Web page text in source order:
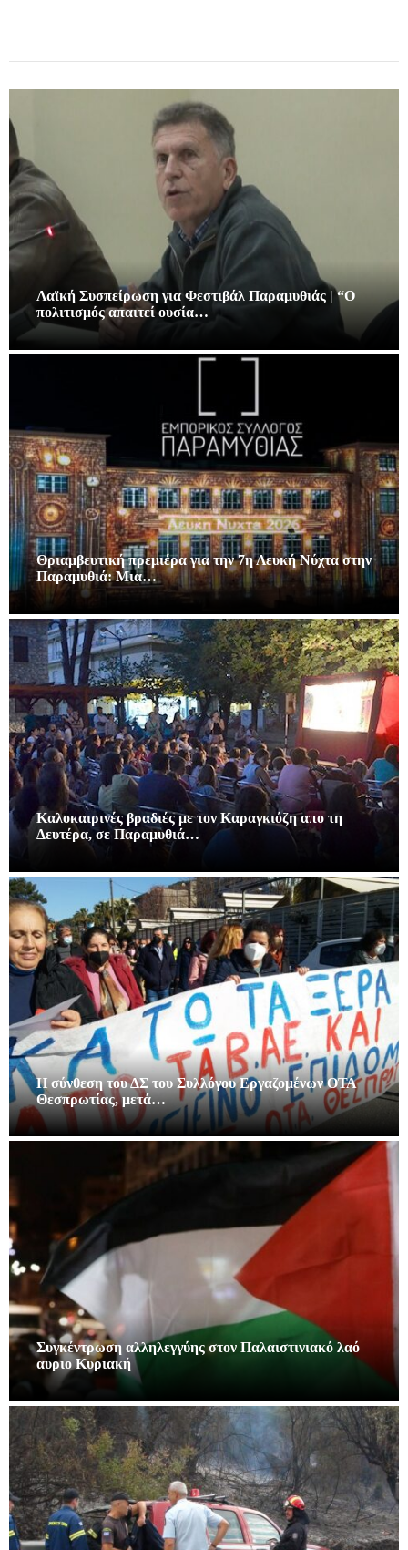
Λαϊκή Συσπείρωση για Φεστιβάλ Παραμυθιάς | “Ο
πολιτισμός απαιτεί ουσία…
Θριαμβευτική πρεμιέρα για την 7η Λευκή Νύχτα στην
Παραμυθιά: Μια…
Καλοκαιρινές βραδιές με τον Καραγκιόζη απο τη
Δευτέρα, σε Παραμυθιά…
Η σύνθεση του ΔΣ του Συλλόγου Εργαζομένων ΟΤΑ
Θεσπρωτίας, μετά…
Συγκέντρωση αλληλεγγύης στον Παλαιστινιακό λαό
αυριο Κυριακή